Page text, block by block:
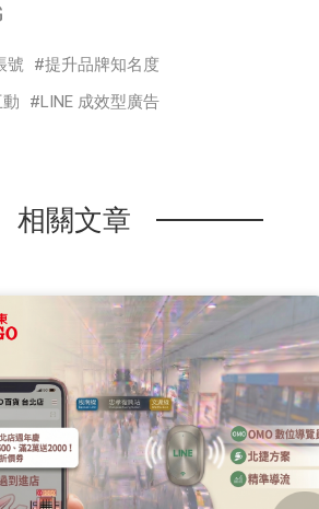
號
提升品牌知名度
LINE 成效型廣告
相關文章